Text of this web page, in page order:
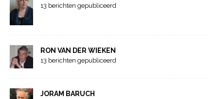
13 berichten gepubliceerd
RON VAN DER WIEKEN
13 berichten gepubliceerd
JORAM BARUCH